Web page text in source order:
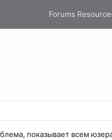
Forums
показывает всем